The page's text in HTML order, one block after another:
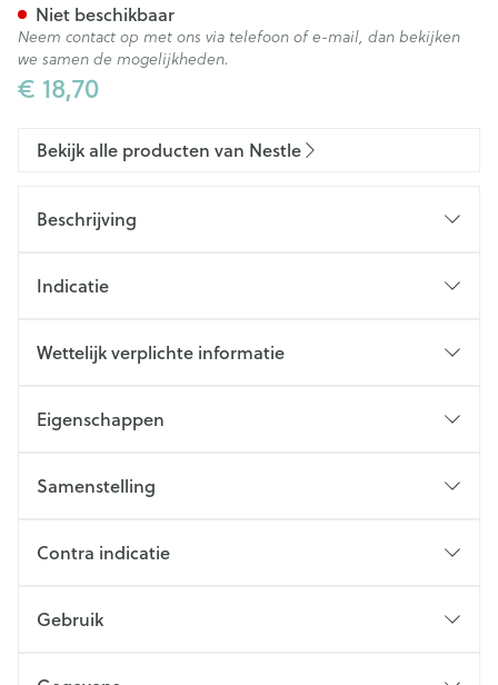
€ 18,70
Niet beschikbaar
Neem contact op met ons via telefoon of e-mail, dan bekijken
we samen de mogelijkheden.
Bekijk alle producten van Nestle
Beschrijving
Indicatie
Wettelijk verplichte informatie
Eigenschappen
Samenstelling
Contra indicatie
Gebruik